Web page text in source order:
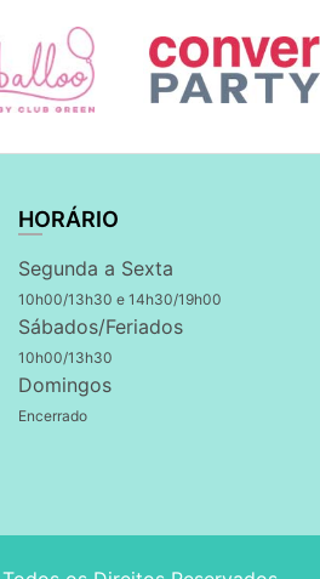
HORÁRIO
Segunda a Sexta
10h00/13h30 e 14h30/19h00
Sábados/Feriados
10h00/13h30
Domingos
Encerrado